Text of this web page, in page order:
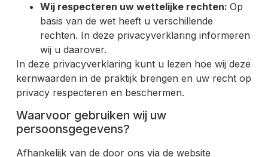
Wij respecteren uw wettelijke rechten: Op
basis van de wet heeft u verschillende
rechten. In deze privacyverklaring informeren
wij u daarover.
In deze privacyverklaring kunt u lezen hoe wij deze
kernwaarden in de praktijk brengen en uw recht op
privacy respecteren en beschermen.
Waarvoor gebruiken wij uw
persoonsgegevens?
Afhankelijk van de door ons via de website